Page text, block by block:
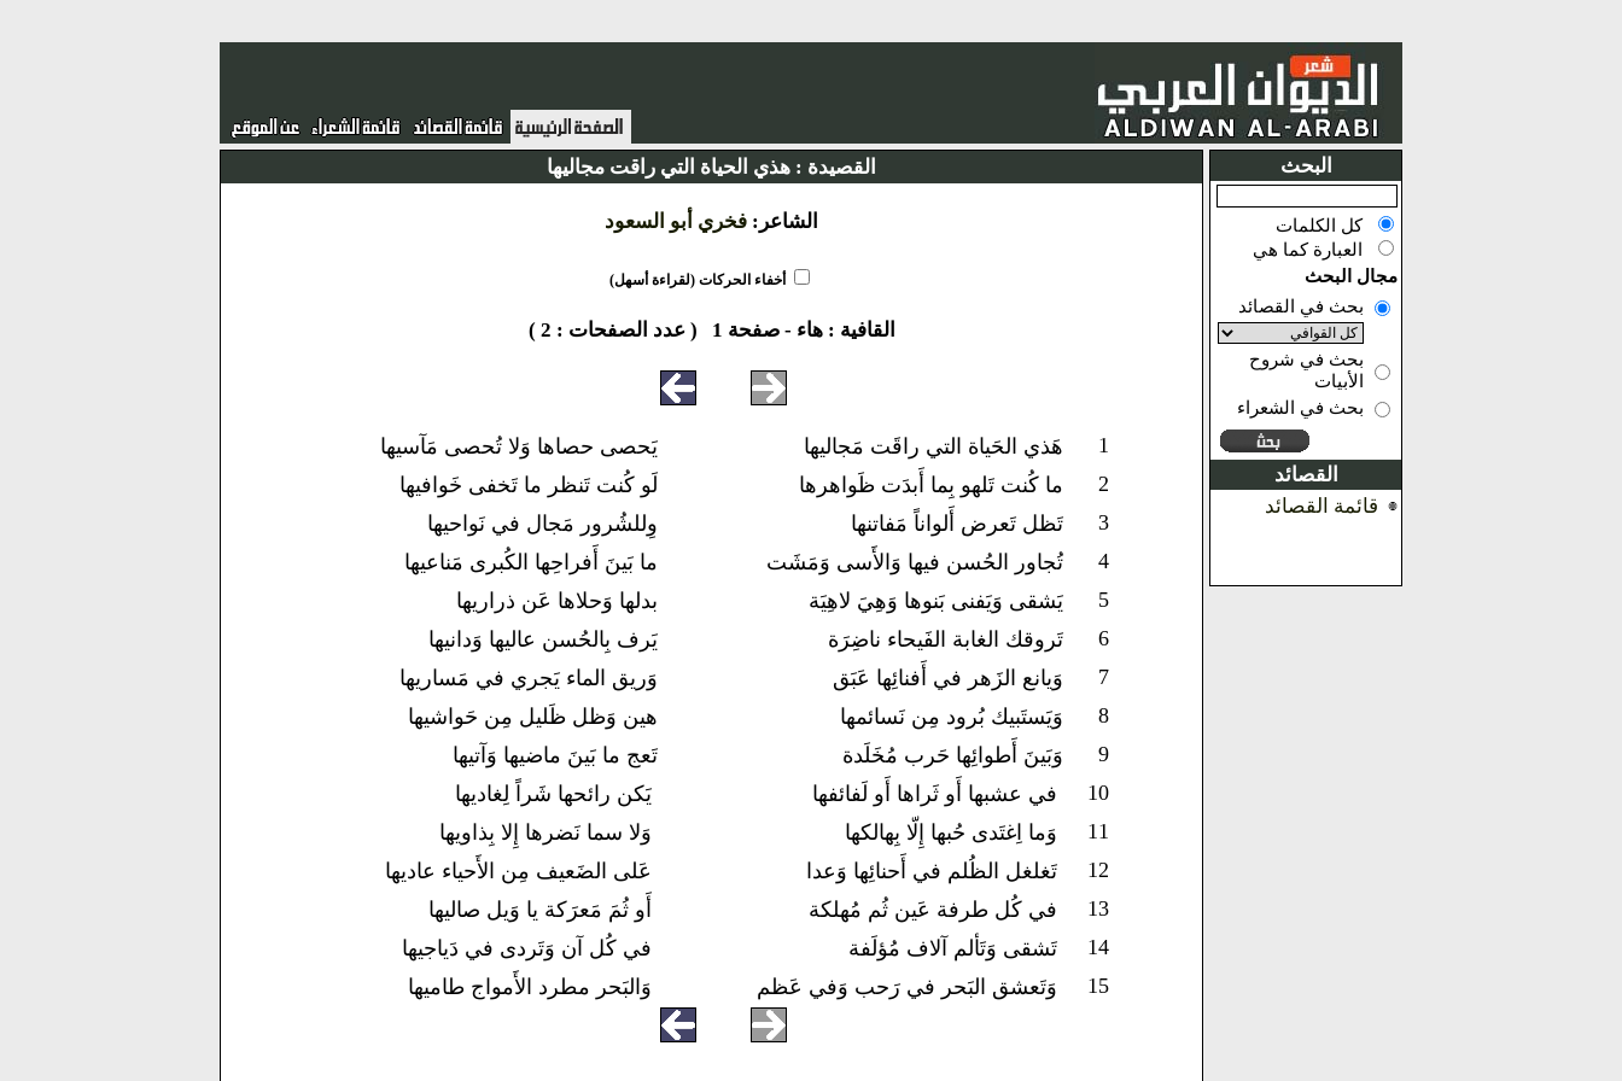
البحث
كل الكلمات
العبارة كما هي
مجال البحث
بحث في القصائد
بحث في شروح
الأبيات
بحث في الشعراء
القصائد
قائمة القصائد
القصيدة : هذي الحياة التي راقت مجاليها
الشاعر: فخري أبو السعود
أخفاء الحركات (لقراءة أسهل)
القافية :هاء -صفحة 1 ( عدد الصفحات : 2 )
1 هَذي الحَياة التي راقَت مَجاليها
يَحصى حصاها وَلا تُحصى مَآسيها
2
ما كُنت تَلهو بِما أَبدَت ظَواهرها
لَو كُنت تَنظر ما تَخفى خَوافيها
3
تَظل تَعرض أَلواناً مَفاتنها
وِللشُرور مَجال في نَواحيها
4
تُجاور الحُسن فيها وَالأَسى وَمَشَت
ما بَينَ أَفراحِها الكُبرى مَناعيها
5
يَشقى وَيَفنى بَنوها وَهِيَ لاهِيَة
بدلها وَحلاها عَن ذراريها
6
تَروقك الغابة الفَيحاء ناضِرَة
يَرف بِالحُسن عاليها وَدانيها
7
وَيانع الزَهر في أَفنائِها عَبَق
وَريق الماء يَجري في مَساريها
8
وَيَستَبيك بُرود مِن نَسائمها
هين وَظل ظَليل مِن حَواشيها
9
وَبَينَ أَطوائِها حَرب مُخَلَدة
تَعج ما بَينَ ماضيها وَآتيها
10
في عشبها أَو ثَراها أَو لَفائفها
يَكن رائحها شَراً لِغاديها
11
وَما اِغتَدى حُبها إِلّا بِهالكها
وَلا سما نَضرها إِلا بِذاويها
12
تَغلغل الظُلم في أَحنائِها وَعدا
عَلى الضَعيف مِن الأَحياء عاديها
13
في كُل طرفة عَين ثُم مُهلكة
أَو ثُمَ مَعرَكة يا وَيل صاليها
14
تَشقى وَتَألم آلاف مُؤلَفة
في كُل آن وَتَردى في دَياجيها
15
وَتَعشق البَحر في رَحب وَفي عَظم وَالبَحر مطرد الأَمواج طاميها